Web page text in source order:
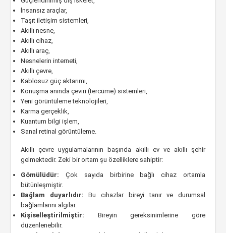
İnsansız araçlar,
Taşıt iletişim sistemleri,
Akıllı nesne,
Akıllı cihaz,
Akıllı araç,
Nesnelerin interneti,
Akıllı çevre,
Kablosuz güç aktarımı,
Konuşma anında çeviri (tercüme) sistemleri,
Yeni görüntüleme teknolojileri,
Karma gerçeklik,
Kuantum bilgi işlem,
Sanal retinal görüntüleme.
Akıllı çevre uygulamalarının başında akıllı ev ve akıllı şehir
gelmektedir. Zeki bir ortam şu özelliklere sahiptir:
Gömülüdür: Çok sayıda birbirine bağlı cihaz ortamla
bütünleşmiştir.
Bağlam duyarlıdır:Bu cihazlar bireyi tanır ve durumsal
bağlamlarını algılar.
Kişiselleştirilmiştir: Bireyin gereksinimlerine göre
düzenlenebilir.